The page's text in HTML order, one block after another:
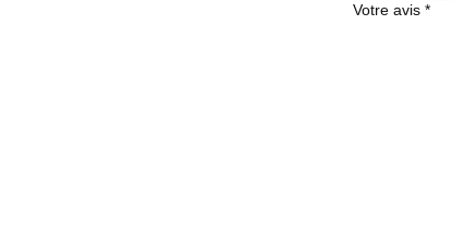
Votre avis *